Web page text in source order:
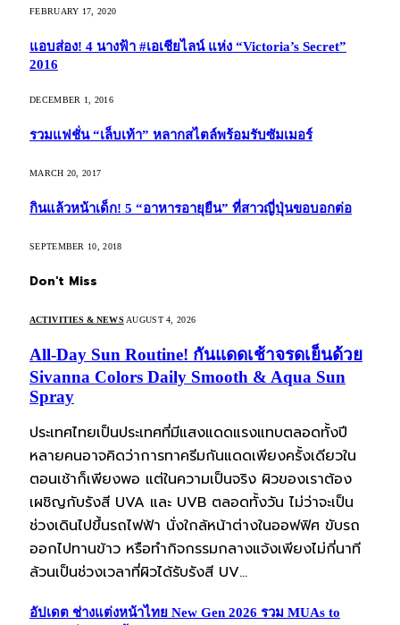
FEBRUARY 17, 2020
แอบส่อง! 4 นางฟ้า #เอเชียไลน์ แห่ง “Victoria’s Secret”
2016
DECEMBER 1, 2016
รวมแฟชั่น “เล็บเท้า” หลากสไตล์พร้อมรับซัมเมอร์
MARCH 20, 2017
กินแล้วหน้าเด็ก! 5 “อาหารอายุยืน” ที่สาวญี่ปุ่นขอบอกต่อ
SEPTEMBER 10, 2018
Don't Miss
ACTIVITIES & NEWS AUGUST 4, 2026
All-Day Sun Routine! กันแดดเช้าจรดเย็นด้วย
Sivanna Colors Daily Smooth & Aqua Sun
Spray
ประเทศไทยเป็นประเทศที่มีแสงแดดแรงแทบตลอดทั้งปี
หลายคนอาจคิดว่าการทาครีมกันแดดเพียงครั้งเดียวใน
ตอนเช้าก็เพียงพอ แต่ในความเป็นจริง ผิวของเราต้อง
เผชิญกับรังสี UVA และ UVB ตลอดทั้งวัน ไม่ว่าจะเป็น
ช่วงเดินไปขึ้นรถไฟฟ้า นั่งใกล้หน้าต่างในออฟฟิศ ขับรถ
ออกไปทานข้าว หรือทำกิจกรรมกลางแจ้งเพียงไม่กี่นาที
ล้วนเป็นช่วงเวลาที่ผิวได้รับรังสี UV…
อัปเดต ช่างแต่งหน้าไทย New Gen 2026 รวม MUAs to